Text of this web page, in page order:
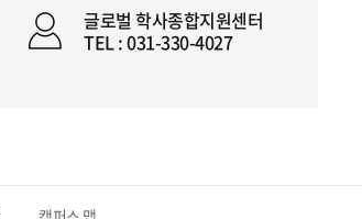
글로벌 학사종합지원센터
TEL : 031-330-4027